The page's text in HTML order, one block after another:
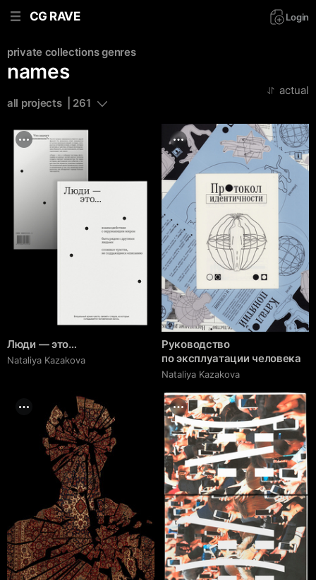
CG RAVE Login
private collections genres
names
all projects  | 261
actual
Люди — это…
Nataliya Kazakova
Руководство
по эксплуатации человека
Nataliya Kazakova